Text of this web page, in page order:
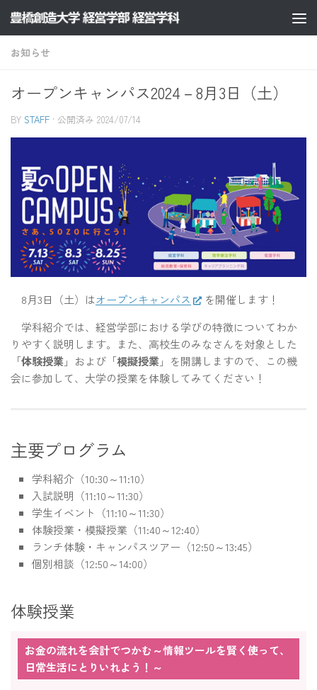
コンテンツへスキップ
お知らせ
オープンキャンパス2024－8月3日（土）
BY STAFF · 公開済み 2024/07/14
8月3日（土）はオープンキャンパス
を開催します！
学科紹介では、経営学部における学びの特徴についてわか
りやすく説明します。また、高校生のみなさんを対象とした
「体験授業」および「模擬授業」を開講しますので、この機
会に参加して、大学の授業を体験してみてください！
主要プログラム
学科紹介（10:30～11:10）
入試説明（11:10～11:30）
学生イベント（11:10～11:30）
体験授業・模擬授業（11:40～12:40）
ランチ体験・キャンパスツアー（12:50～13:45）
個別相談（12:50～14:00）
体験授業
お金の流れを会計でつかむ～情報ツールを賢く使って、
日常生活にとりいれよう！～